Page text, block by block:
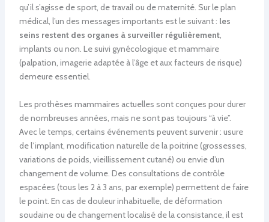
qu’il s’agisse de sport, de travail ou de maternité. Sur le plan
médical, l’un des messages importants est le suivant : les
seins restent des organes à surveiller régulièrement,
implants ou non. Le suivi gynécologique et mammaire
(palpation, imagerie adaptée à l’âge et aux facteurs de risque)
demeure essentiel.
Les prothèses mammaires actuelles sont conçues pour durer
de nombreuses années, mais ne sont pas toujours “à vie”.
Avec le temps, certains événements peuvent survenir : usure
de l’implant, modification naturelle de la poitrine (grossesses,
variations de poids, vieillissement cutané) ou envie d’un
changement de volume. Des consultations de contrôle
espacées (tous les 2 à 3 ans, par exemple) permettent de faire
le point. En cas de douleur inhabituelle, de déformation
soudaine ou de changement localisé de la consistance, il est